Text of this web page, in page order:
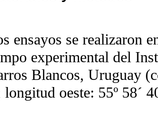
ensayos se realizaron
experimental del
Blancos, Uruguay
longitud oeste: 55º 58´